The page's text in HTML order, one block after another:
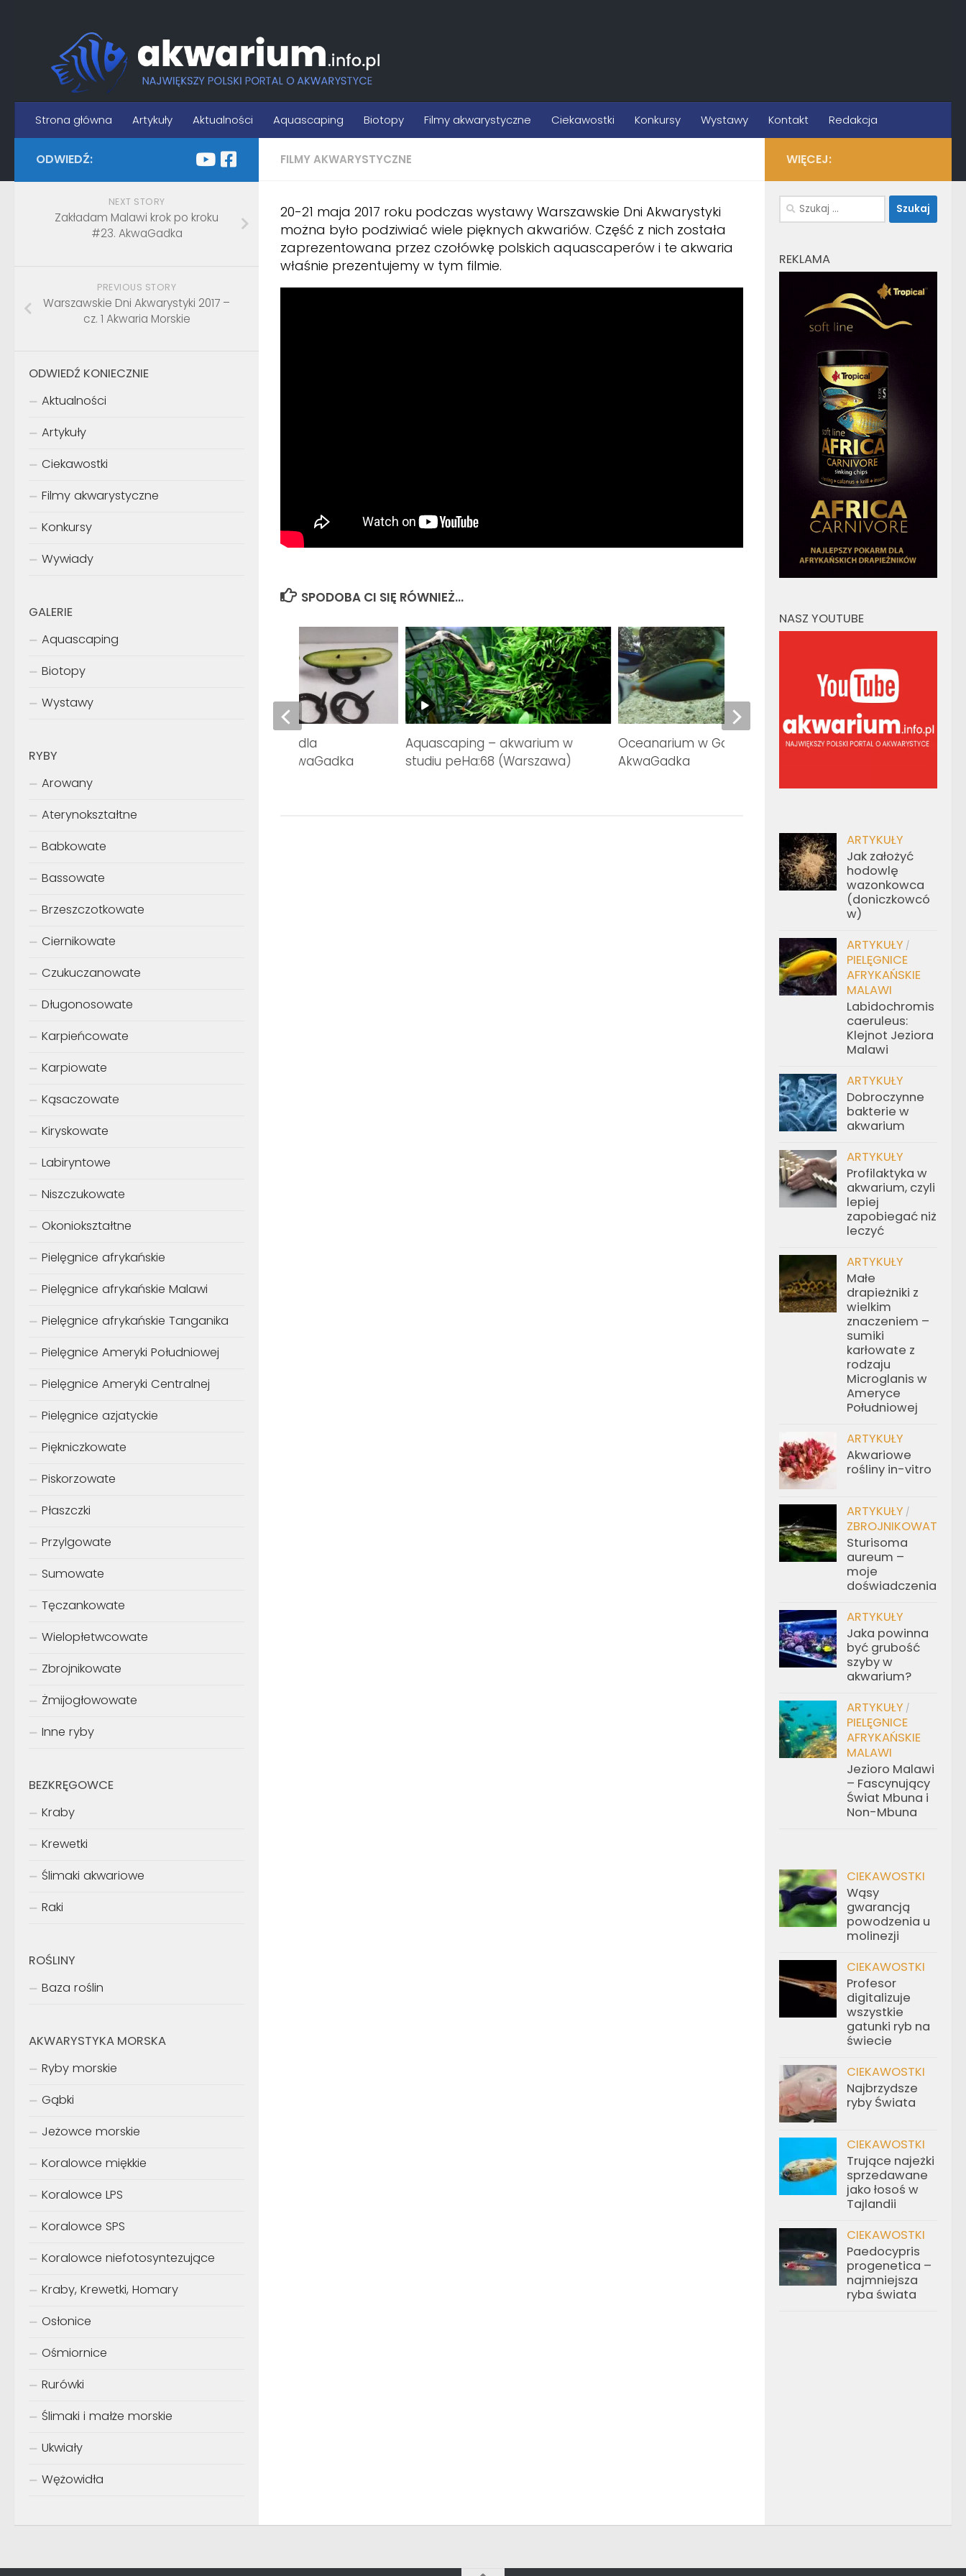
Strona główna Artykuły Aktualności Aquascaping Biotopy Filmy akwarystyczne Ciekawostki Konkursy Wystawy Kontakt Redakcja
FILMY AKWARYSTYCZNE
20-21 maja 2017 roku podczas wystawy Warszawskie Dni Akwarystyki
można było podziwiać wiele pięknych akwariów. Część z nich została
zaprezentowana przez czołówkę polskich aquascaperów i te akwaria
właśnie prezentujemy w tym filmie.
SPODOBA CI SIĘ RÓWNIEŻ...
Aquascaping – akwarium w
studiu peHa:68 (Warszawa)
Oceanarium w Gdyni 171.
AkwaGadka
Nowa ryba w
Groty i widelczyki dla
zbrojników 154.AkwaGadka
ODWIEDŹ:
NEXT STORY
Zakładam Malawi krok po kroku
#23. AkwaGadka
PREVIOUS STORY
Warszawskie Dni Akwarystyki 2017 –
cz. 1 Akwaria Morskie
ODWIEDŹ KONIECZNIE
Aktualności
Artykuły
Ciekawostki
Filmy akwarystyczne
Konkursy
Wywiady
GALERIE
Aquascaping
Biotopy
Wystawy
RYBY
Arowany
Aterynokształtne
Babkowate
Bassowate
Brzeszczotkowate
Ciernikowate
Czukuczanowate
Długonosowate
Karpieńcowate
Karpiowate
Kąsaczowate
Kiryskowate
Labiryntowe
Niszczukowate
Okoniokształtne
Pielęgnice afrykańskie
Pielęgnice afrykańskie Malawi
Pielęgnice afrykańskie Tanganika
Pielęgnice Ameryki Południowej
Pielęgnice Ameryki Centralnej
Pielęgnice azjatyckie
Piękniczkowate
Piskorzowate
Płaszczki
Przylgowate
Sumowate
Tęczankowate
Wielopłetwcowate
Zbrojnikowate
Żmijogłowowate
Inne ryby
BEZKRĘGOWCE
Kraby
Krewetki
Ślimaki akwariowe
Raki
ROŚLINY
Baza roślin
AKWARYSTYKA MORSKA
Ryby morskie
Gąbki
Jeżowce morskie
Koralowce miękkie
Koralowce LPS
Koralowce SPS
Koralowce niefotosyntezujące
Kraby, Krewetki, Homary
Osłonice
Ośmiornice
Rurówki
Ślimaki i małże morskie
Ukwiały
Wężowidła
WIĘCEJ:
Szukaj:
REKLAMA
NASZ YOUTUBE
ARTYKUŁY
Jak założyć
hodowlę
wazonkowca
(doniczkowcó
w)
ARTYKUŁY /
PIELĘGNICE
AFRYKAŃSKIE
MALAWI
Labidochromis
caeruleus:
Klejnot Jeziora
Malawi
ARTYKUŁY
Dobroczynne
bakterie w
akwarium
ARTYKUŁY
Profilaktyka w
akwarium, czyli
lepiej
zapobiegać niż
leczyć
ARTYKUŁY
Małe
drapieżniki z
wielkim
znaczeniem –
sumiki
karłowate z
rodzaju
Microglanis w
Ameryce
Południowej
ARTYKUŁY
Akwariowe
rośliny in-vitro
ARTYKUŁY /
ZBROJNIKOWATE
Sturisoma
aureum –
moje
doświadczenia
ARTYKUŁY
Jaka powinna
być grubość
szyby w
akwarium?
ARTYKUŁY /
PIELĘGNICE
AFRYKAŃSKIE
MALAWI
Jezioro Malawi
– Fascynujący
Świat Mbuna i
Non-Mbuna
CIEKAWOSTKI
Wąsy
gwarancją
powodzenia u
molinezji
CIEKAWOSTKI
Profesor
digitalizuje
wszystkie
gatunki ryb na
świecie
CIEKAWOSTKI
Najbrzydsze
ryby Świata
CIEKAWOSTKI
Trujące najeżki
sprzedawane
jako łosoś w
Tajlandii
CIEKAWOSTKI
Paedocypris
progenetica –
najmniejsza
ryba świata